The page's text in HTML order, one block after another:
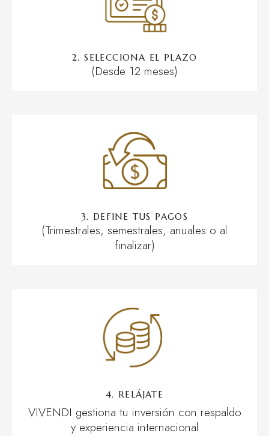
2. SELECCIONA EL PLAZO
(Desde 12 meses)
3. DEFINE TUS PAGOS
(Trimestrales, semestrales, anuales o al
finalizar)
4. RELÁJATE
VIVENDI gestiona tu inversión con respaldo
y experiencia internacional